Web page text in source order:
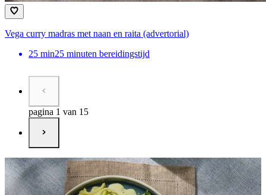
Vega curry madras met naan en raita (advertorial)
25 min25 minuten bereidingstijd
pagina 1 van 15